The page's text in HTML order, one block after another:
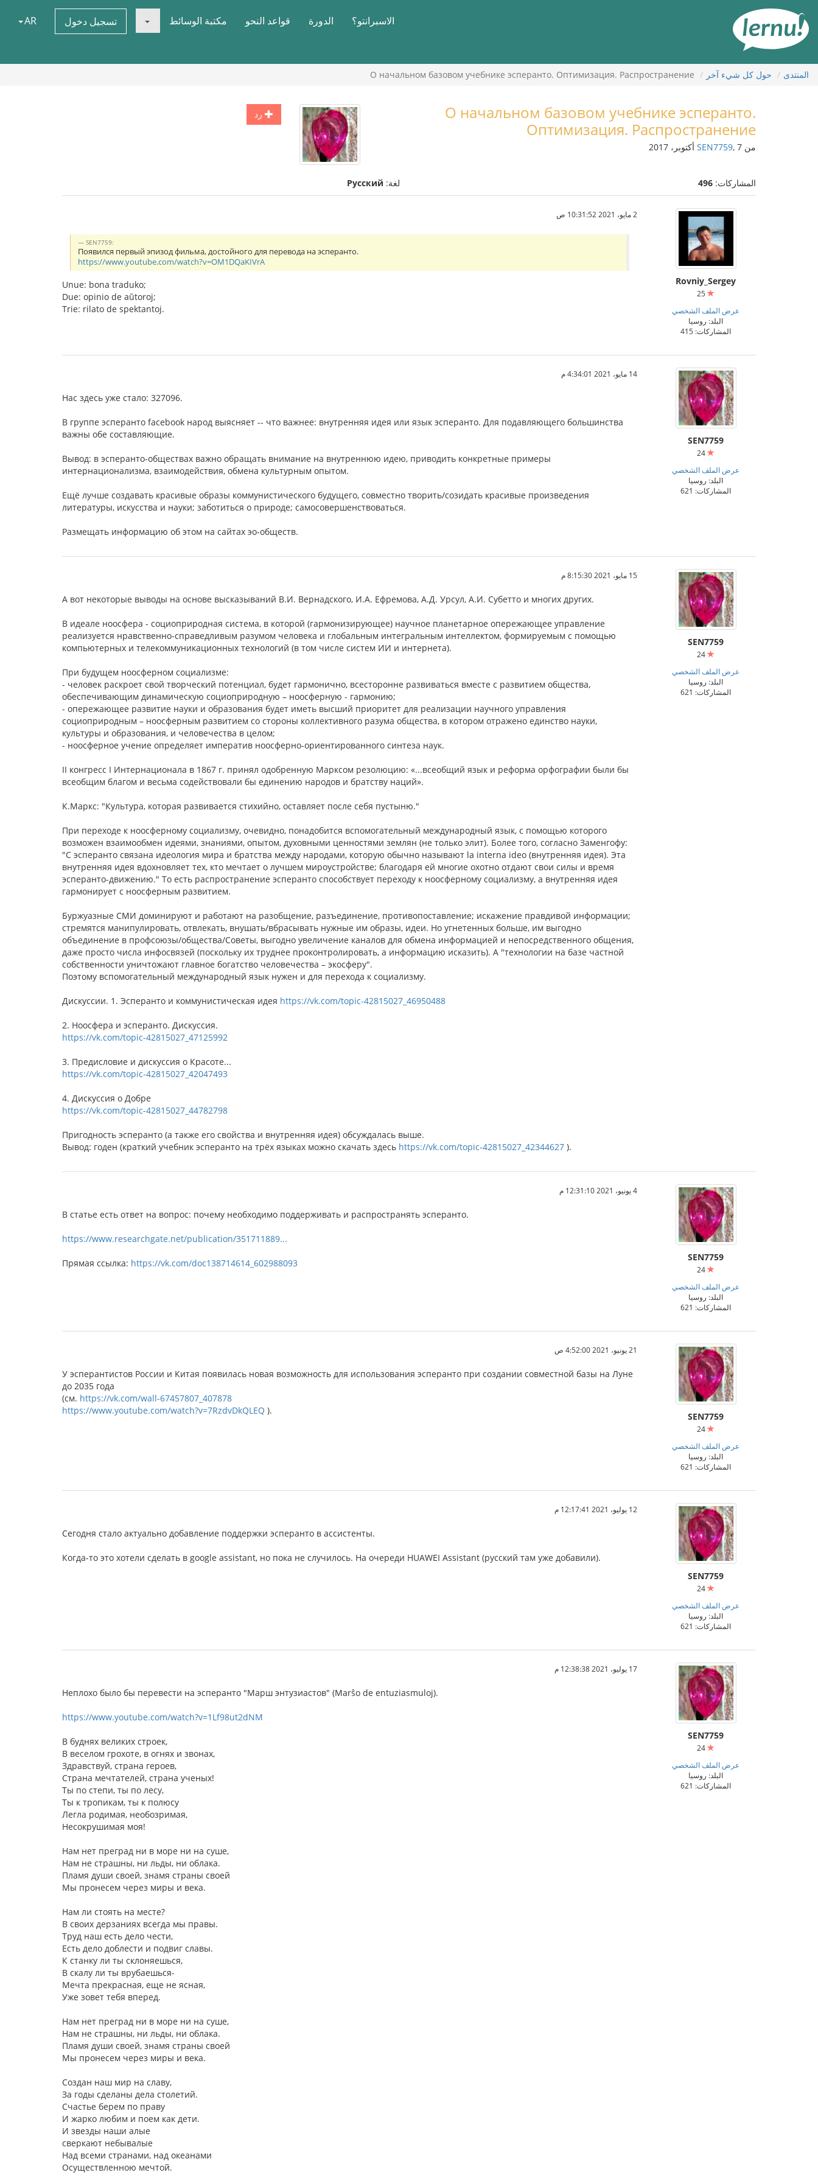
المحتويات
الاسبرانتو؟ الدورة قواعد النحو مكتبة الوسائط تسجيل دخول AR
المنتدى حول كل شيء آخر О начальном базовом учебнике эсперанто. Оптимизация. Распространение
رد
О начальном базовом учебнике эсперанто.
Оптимизация. Распространение
من SEN7759, 7 أكتوبر، 2017
المشاركات: 496 لغة: Русский
Rovniy_Sergey
عرض الملف الشخصي
البلد: روسيا
المشاركات: 415
2 مايو، 2021 10:31:52 ص
SEN7759:
Появился первый эпизод фильма, достойного для перевода на эсперанто.
https://www.youtube.com/watch?v=OM1DQaKIVrA
Unue: bona traduko;
Due: opinio de aŭtoroj;
Trie: rilato de spektantoj.
SEN7759
عرض الملف الشخصي
البلد: روسيا
المشاركات: 621
14 مايو، 2021 4:34:01 م
Нас здесь уже стало: 327096.
В группе эсперанто facebook народ выясняет -- что важнее: внутренняя идея или язык эсперанто. Для подавляющего большинства
важны обе составляющие.
Вывод: в эсперанто-обществах важно обращать внимание на внутреннюю идею, приводить конкретные примеры
интернационализма, взаимодействия, обмена культурным опытом.
Ещё лучше создавать красивые образы коммунистического будущего, совместно творить/созидать красивые произведения
литературы, искусства и науки; заботиться о природе; самосовершенствоваться.
Размещать информацию об этом на сайтах эо-обществ.
SEN7759
عرض الملف الشخصي
البلد: روسيا
المشاركات: 621
15 مايو، 2021 8:15:30 م
А вот некоторые выводы на основе высказываний В.И. Вернадского, И.А. Ефремова, А.Д. Урсул, А.И. Субетто и многих других.
В идеале ноосфера - социоприродная система, в которой (гармонизирующее) научное планетарное опережающее управление
реализуется нравственно-справедливым разумом человека и глобальным интегральным интеллектом, формируемым с помощью
компьютерных и телекоммуникационных технологий (в том числе систем ИИ и интернета).
При будущем ноосферном социализме:
- человек раскроет свой творческий потенциал, будет гармонично, всесторонне развиваться вместе с развитием общества,
обеспечивающим динамическую социоприродную – ноосферную - гармонию;
- опережающее развитие науки и образования будет иметь высший приоритет для реализации научного управления
социоприродным – ноосферным развитием со стороны коллективного разума общества, в котором отражено единство науки,
культуры и образования, и человечества в целом;
- ноосферное учение определяет императив ноосферно-ориентированного синтеза наук.
II конгресс I Интернационала в 1867 г. принял одобренную Марксом резолюцию: «...всеобщий язык и реформа орфографии были бы
всеобщим благом и весьма содействовали бы единению народов и братству наций».
К.Маркс: "Культура, которая развивается стихийно, оставляет после себя пустыню."
При переходе к ноосферному социализму, очевидно, понадобится вспомогательный международный язык, с помощью которого
возможен взаимообмен идеями, знаниями, опытом, духовными ценностями землян (не только элит). Более того, согласно Заменгофу:
"С эсперанто связана идеология мира и братства между народами, которую обычно называют la interna ideo (внутренняя идея). Эта
внутренняя идея вдохновляет тех, кто мечтает о лучшем мироустройстве; благодаря ей многие охотно отдают свои силы и время
эсперанто-движению." То есть распространение эсперанто способствует переходу к ноосферному социализму, а внутренняя идея
гармонирует с ноосферным развитием.
Буржуазные СМИ доминируют и работают на разобщение, разъединение, противопоставление; искажение правдивой информации;
стремятся манипулировать, отвлекать, внушать/вбрасывать нужные им образы, идеи. Но угнетенных больше, им выгодно
объединение в профсоюзы/общества/Советы, выгодно увеличение каналов для обмена информацией и непосредственного общения,
даже просто числа инфосвязей (поскольку их труднее проконтролировать, а информацию исказить). А "технологии на базе частной
собственности уничтожают главное богатство человечества – экосферу".
Поэтому вспомогательный международный язык нужен и для перехода к социализму.
Дискуссии. 1. Эсперанто и коммунистическая идея https://vk.com/topic-42815027_46950488
2. Ноосфера и эсперанто. Дискуссия.
https://vk.com/topic-42815027_47125992
3. Предисловие и дискуссия о Красоте...
https://vk.com/topic-42815027_42047493
4. Дискуссия о Добре
https://vk.com/topic-42815027_44782798
Пригодность эсперанто (а также его свойства и внутренняя идея) обсуждалась выше.
Вывод: годен (краткий учебник эсперанто на трёх языках можно скачать здесь https://vk.com/topic-42815027_42344627 ).
SEN7759
عرض الملف الشخصي
البلد: روسيا
المشاركات: 621
4 يونيو، 2021 12:31:10 م
В статье есть ответ на вопрос: почему необходимо поддерживать и распространять эсперанто.
https://www.researchgate.net/publication/351711889...
Прямая ссылка: https://vk.com/doc138714614_602988093
SEN7759
عرض الملف الشخصي
البلد: روسيا
المشاركات: 621
21 يونيو، 2021 4:52:00 ص
У эсперантистов России и Китая появилась новая возможность для использования эсперанто при создании совместной базы на Луне
до 2035 года
(см. https://vk.com/wall-67457807_407878
https://www.youtube.com/watch?v=7RzdvDkQLEQ ).
SEN7759
عرض الملف الشخصي
البلد: روسيا
المشاركات: 621
12 يوليو، 2021 12:17:41 م
Сегодня стало актуально добавление поддержки эсперанто в ассистенты.
Когда-то это хотели сделать в google assistant, но пока не случилось. На очереди HUAWEI Assistant (русский там уже добавили).
SEN7759
عرض الملف الشخصي
البلد: روسيا
المشاركات: 621
17 يوليو، 2021 12:38:38 م
Неплохо было бы перевести на эсперанто "Марш энтузиастов" (Marŝo de entuziasmuloj).
https://www.youtube.com/watch?v=1Lf98ut2dNM
В буднях великих строек,
В веселом грохоте, в огнях и звонах,
Здравствуй, страна героев,
Страна мечтателей, страна ученых!
Ты по степи, ты по лесу,
Ты к тропикам, ты к полюсу
Легла родимая, необозримая,
Несокрушимая моя!
Нам нет преград ни в море ни на суше,
Нам не страшны, ни льды, ни облака.
Пламя души своей, знамя страны своей
Мы пронесем через миры и века.
Нам ли стоять на месте?
В своих дерзаниях всегда мы правы.
Труд наш есть дело чести,
Есть дело доблести и подвиг славы.
К станку ли ты склоняешься,
В скалу ли ты врубаешься-
Мечта прекрасная, еще не ясная,
Уже зовет тебя вперед.
Нам нет преград ни в море ни на суше,
Нам не страшны, ни льды, ни облака.
Пламя души своей, знамя страны своей
Мы пронесем через миры и века.
Создан наш мир на славу,
За годы сделаны дела столетий.
Счастье берем по праву
И жарко любим и поем как дети.
И звезды наши алые
сверкают небывалые
Над всеми странами, над океанами
Осуществленною мечтой.